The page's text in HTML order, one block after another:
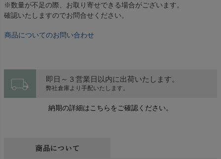
※数量が不足の際、お取り寄せできる場合がございます。
確認いたしますのでお問合せください。
商品についてのお問い合わせ
local_shipping 即日～３営業日以内に出荷いたします。
弊社倉庫より手配いたします。
納期の詳細はこちらをご確認ください。
商品について